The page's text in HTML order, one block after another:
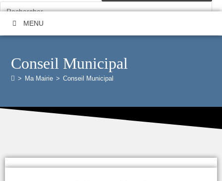
MENU
Conseil Municipal
> Ma Mairie > Conseil Municipal